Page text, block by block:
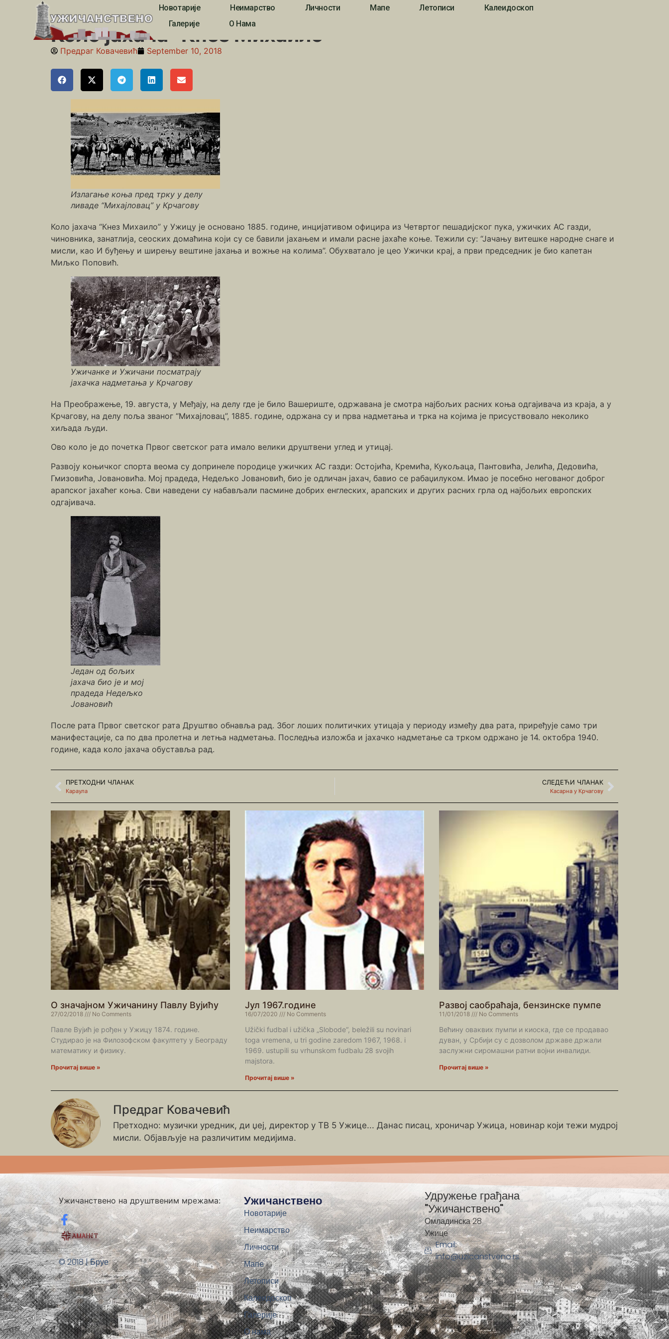
Новотарије Неимарство Личности Мапе Летописи
Калеидоскоп
Галерије
О Нама
Коло јахача “Кнез Михаило”
Коло јахача “Кнез Михаило”
Предраг Ковачевић September 10, 2018
Излагање коња пред трку у делу
ливаде “Михајловац” у Крчагову
Коло јахача “Кнез Михаило” у Ужицу је основано 1885. године, инцијативом официра из Четвртог пешадијског пука, ужичких АС газди,
чиновника, занатлија, сеоских домаћина који су се бавили јахањем и имали расне јахаће коње. Тежили су: “Јачању витешке народне снаге и
мисли, као И буђењу и ширењу вештине јахања и вожње на колима”. Обухватало је цео Ужички крај, а први председник је био капетан
Миљко Поповић.
Ужичанке и Ужичани посматрају
јахачка надметања у Крчагову
На Преображење, 19. августа, у Међају, на делу где је било Вашериште, одржавана је смотра најбољих расних коња одгајивача из краја, а у
Крчагову, на делу поља званог “Михајловац”, 1885. године, одржана су и прва надметања и трка на којима је присуствовало неколико
хиљада људи.
Ово коло је до почетка Првог светског рата имало велики друштвени углед и утицај.
Развоју коњичког спорта веома су допринеле породице ужичких АС газди: Остојића, Кремића, Кукољаца, Пантовића, Јелића, Дедовића,
Гмизовића, Јовановића. Мој прадеда, Недељко Јовановић, био је одличан јахач, бавио се рабаџилуком. Имао је посебно негованог доброг
арапског јахаћег коња. Сви наведени су набављали пасмине добрих енглеских, арапских и других расних грла од најбољих европских
одгајивача.
Један од бољих
јахача био је и мој
прадеда Недељко
Јовановић
После рата Првог светског рата Друштво обнавља рад. Због лоших политичких утицаја у периоду између два рата, приређује само три
манифестације, са по два пролетна и летња надметања. Последња изложба и јахачко надметање са трком одржано је 14. октобра 1940.
године, када коло јахача обуставља рад.
ПРЕТХОДНИ ЧЛАНАК
Караула
СЛЕДЕЋИ ЧЛАНАК
Касарна у Крчагову
О значајном Ужичанину Павлу Вујићу
27/02/2018 No Comments
Павле Вујић је рођен у Ужицу 1874. године.
Студирао је на Филозофском факултету у Београду
математику и физику.
Прочитај више »
Јул 1967.године
16/07/2020 No Comments
Užički fudbal i užička „Slobode“, beležili su novinari
toga vremena, u tri godine zaredom 1967, 1968. i
1969. ustupili su vrhunskom fudbalu 28 svojih
majstora.
Прочитај више »
Развој саобраћаја, бензинске пумпе
11/01/2018 No Comments
Већину оваквих пумпи и киоска, где се продавао
дуван, у Србији су с дозволом државе држали
заслужни сиромашни ратни војни инвалиди.
Прочитај више »
Предраг Ковачевић
Претходно: музички уредник, ди џеј, директор у ТВ 5 Ужице... Данас писац, хроничар Ужица, новинар који тежи мудрој
мисли. Објављује на различитим медијима.
Ужичанствено на друштвеним мрежама:
© 2018 | Бруе
Ужичанствено
Новотарије
Неимарство
Личности
Мапе
Летописи
Калеидоскоп
Галерије
О нама
Удружење грађана
"Ужичанствено"
Омладинска 28
Ужице
Email:
info@uzicanstveno.rs